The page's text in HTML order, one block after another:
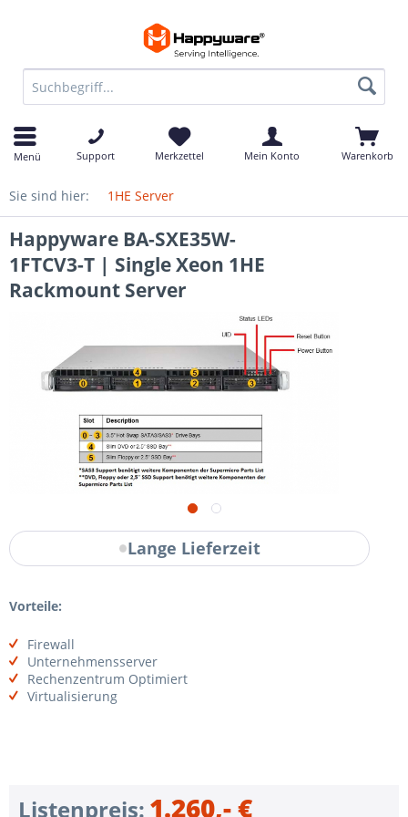
Menü Support Merkzettel Mein Konto Warenkorb
Sie sind hier: 1HE Server
Happyware BA-SXE35W-
1FTCV3-T | Single Xeon 1HE
Rackmount Server
Lange Lieferzeit
Vorteile:
Firewall
Unternehmensserver
Rechenzentrum Optimiert
Virtualisierung
Listenpreis: 1.260,- €